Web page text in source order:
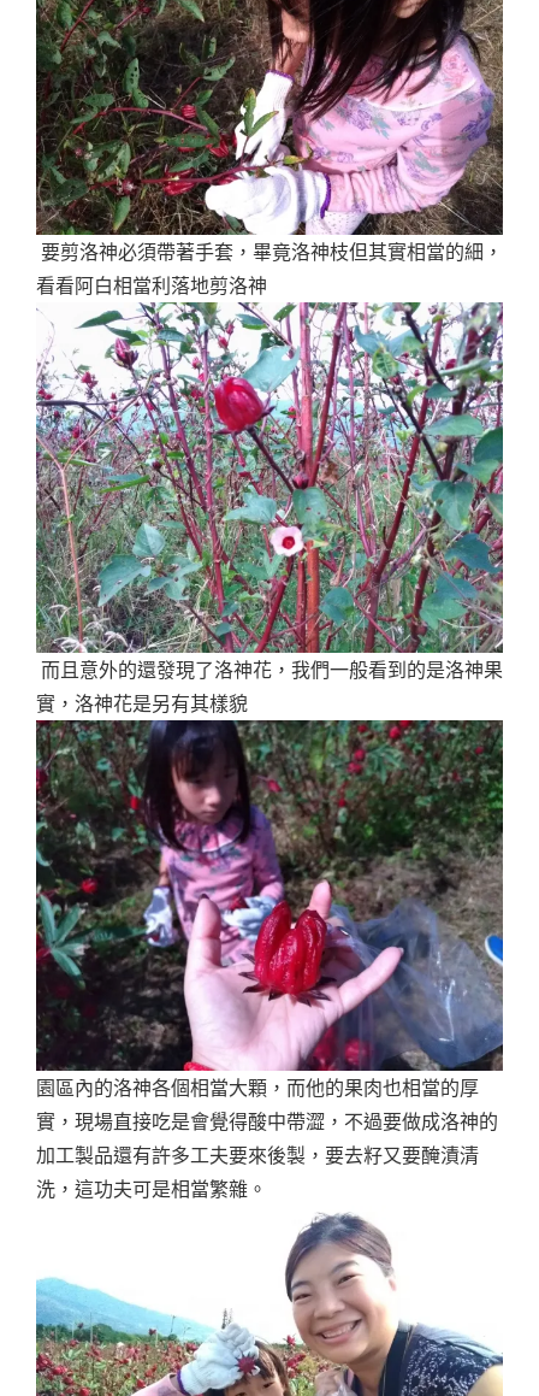
要剪洛神必須帶著手套，畢竟洛神枝但其實相當的細，
看看阿白相當利落地剪洛神
而且意外的還發現了洛神花，我們一般看到的是洛神果
實，洛神花是另有其樣貌
園區內的洛神各個相當大顆，而他的果肉也相當的厚
實，現場直接吃是會覺得酸中帶澀，不過要做成洛神的
加工製品還有許多工夫要來後製，要去籽又要醃漬清
洗，這功夫可是相當繁雜。